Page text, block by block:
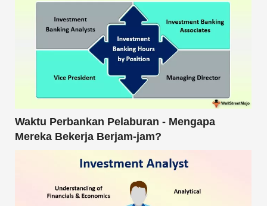
Waktu Perbankan Pelaburan - Mengapa
Mereka Bekerja Berjam-jam?